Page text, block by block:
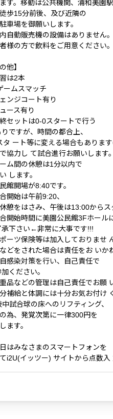
す。移動は公共機関、浦和美園駅
歩15分前後、及び近隣の
車場を御願いします。
内自動販売機の設備はありません。
様の方で飲料をご用意ください。
他】
は2本
ームスマッチ
ンジコート有り
ース有り
終セットは0-0スタートで行う
ですが、時間の都合上、
タ ート等に変える場合もありま
協力し て試合進行お願いします。
ーム間の休憩は1分以内で
します。
館開場が8:40です。
開始は午前9:20、
憩をはさみ、午後は13:00からス
合開始時間に美園公民館3Fホール
承下さい←非常に大事です!!!
ーツ保険等は加入しておりませ
どをされた場合は責任をお いか
自感染対策を行い、自己責任で
ください。
品などの管理は自己責任でお願
補給と体調には十分お気お付け
中試合球の床へのリフティン
為、発覚次第に一律300円を
ます。
日はみなさまのスマートフォンを
i2U(イッツー) サイトから点数入